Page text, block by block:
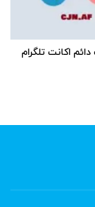
اکانت تلگرام